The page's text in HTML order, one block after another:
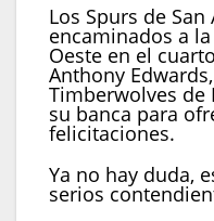
Los Spurs de
encaminados a
Oeste en el
Anthony
Timberwolves de
su banca para
felicitaciones.
Ya no hay duda,
serios